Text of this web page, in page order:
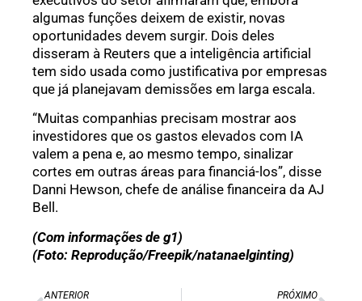
algumas funções deixem de existir, novas
oportunidades devem surgir. Dois deles
disseram à Reuters que a inteligência artificial
tem sido usada como justificativa por empresas
que já planejavam demissões em larga escala.
“Muitas companhias precisam mostrar aos
investidores que os gastos elevados com IA
valem a pena e, ao mesmo tempo, sinalizar
cortes em outras áreas para financiá-los”, disse
Danni Hewson, chefe de análise financeira da AJ
Bell.
(Com informações de g1)
(Foto: Reprodução/Freepik/natanaelginting)
ANTERIOR PRÓXIMO